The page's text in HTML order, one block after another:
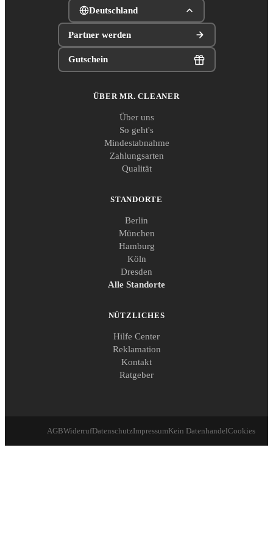
Deutschland
Partner werden
Gutschein
ÜBER MR. CLEANER
Über uns
So geht's
Mindestabnahme
Zahlungsarten
Qualität
STANDORTE
Berlin
München
Hamburg
Köln
Dresden
Alle Standorte
NÜTZLICHES
Hilfe Center
Reklamation
Kontakt
Ratgeber
AGBWiderrufDatenschutzImpressumKein DatenhandelCookies